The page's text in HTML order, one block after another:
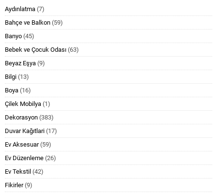
Aydınlatma (7)
Bahçe ve Balkon (59)
Banyo (45)
Bebek ve Çocuk Odası (63)
Beyaz Eşya (9)
Bilgi (13)
Boya (16)
Çilek Mobilya (1)
Dekorasyon (383)
Duvar Kağıtlari (17)
Ev Aksesuar(59)
Ev Düzenleme (26)
Ev Tekstil (42)
Fikirler(9)